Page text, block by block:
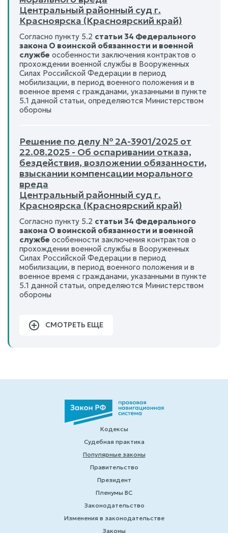
Центральный районный суд г.
Красноярска (Красноярский край)
Согласно пункту 5.2 статьи 34 Федерального
закона О воинской обязанности и военной
службе особенности заключения контрактов о
прохождении военной службы в Вооруженных
Силах Российской Федерации в период
мобилизации, в период военного положения и в
военное время с гражданами, указанными в пункте
5.1 данной статьи, определяются Министерством
обороны
Решение по делу № 2А-3901/2025 от
22.08.2025 - Об оспаривании отказа,
бездействия, возложении обязанности,
взыскании компенсации морального
вреда
Центральный районный суд г.
Красноярска (Красноярский край)
Согласно пункту 5.2 статьи 34 Федерального
закона О воинской обязанности и военной
службе особенности заключения контрактов о
прохождении военной службы в Вооруженных
Силах Российской Федерации в период
мобилизации, в период военного положения и в
военное время с гражданами, указанными в пункте
5.1 данной статьи, определяются Министерством
обороны
СМОТРЕТЬ ЕЩЕ
Кодексы
Судебная практика
Популярные законы
Правительство
Президент
Пленумы ВС
Законодательство
Изменения в законодательстве
Законы